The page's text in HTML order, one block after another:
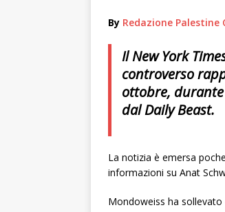
By Redazione Palestine
Il New York
controverso
ottobre, durante
dal Daily Beast.
La notizia è emersa
informazioni su Anat
Mondoweiss ha sollevato